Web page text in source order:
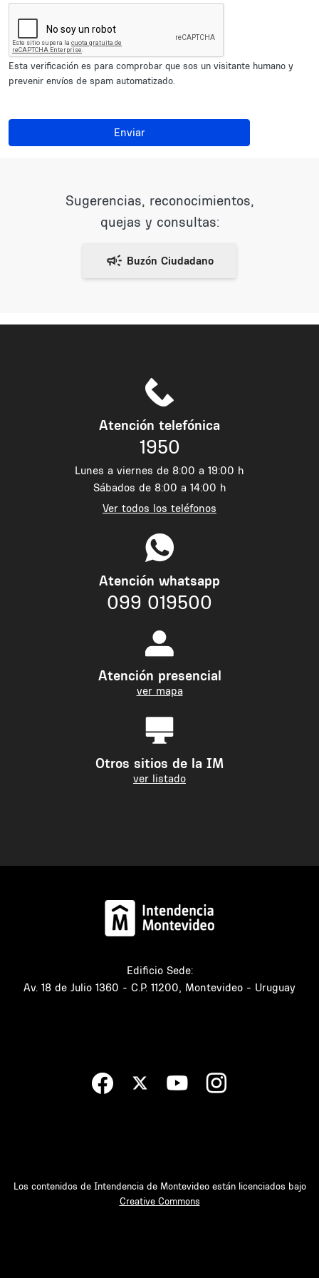
Esta verificación es para comprobar que sos un visitante humano y
prevenir envíos de spam automatizado.
Enviar
Sugerencias, reconocimientos,
quejas y consultas:
Atención telefónica
1950
Lunes a viernes de 8:00 a 19:00 h
Sábados de 8:00 a 14:00 h
Ver todos los teléfonos
Atención whatsapp
099 019500
Atención presencial
ver mapa
Otros sitios de la IM
ver listado
Edificio Sede:
Av. 18 de Julio 1360 - C.P. 11200, Montevideo - Uruguay
Los contenidos de Intendencia de Montevideo están licenciados bajo
Creative Commons